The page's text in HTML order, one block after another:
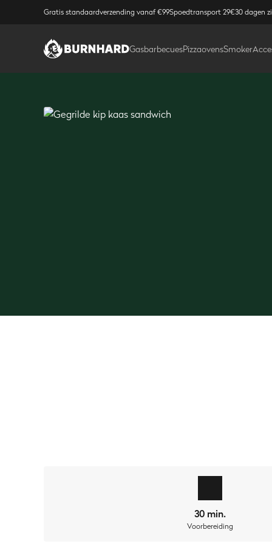
Gratis standaardverzending vanaf €99Spoedtransport 29€30 dagen
GasbarbecuesPizzaovensSmoker
Jij kent het wel. Na een lange werkdag open je
ook geen optie. Gelukkig heb je laatst bij Burnhard
uitjes, peterselie, berg- en blauwe kaas tussen 2
30 min.
Voorbereiding